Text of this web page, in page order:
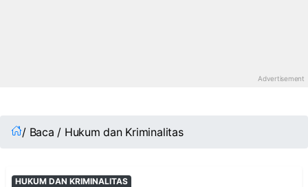
/ Baca / Hukum dan Kriminalitas
HUKUM DAN KRIMINALITAS